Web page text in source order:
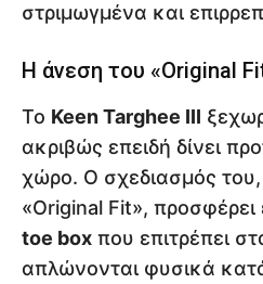
στριμωγμένα και
Η άνεση του «Original
Το Keen Targhee III
ακριβώς επειδή δίνει
χώρο. Ο σχεδιασμός
«Original Fit»,
toe box που επιτρέπει
απλώνονται φυσικά